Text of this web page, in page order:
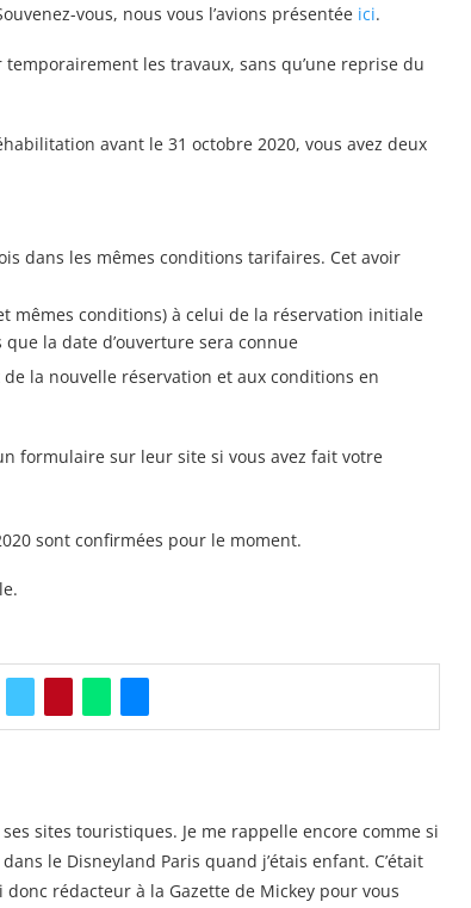
vous, nous vous l’avions présentée ici.
les travaux, sans qu’une reprise du
avant le 31 octobre 2020, vous avez deux
dans les mêmes conditions tarifaires. Cet avoir
mêmes conditions) à celui de la réservation initiale
que la date d’ouverture sera connue
la nouvelle réservation et aux conditions en
formulaire sur leur site si vous avez fait votre
sont confirmées pour le moment.
sites touristiques. Je me rappelle encore comme si
le Disneyland Paris quand j’étais enfant. C’était
rédacteur à la Gazette de Mickey pour vous